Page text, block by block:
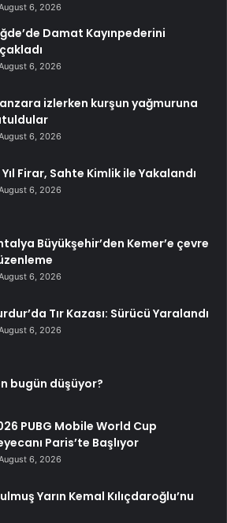
6, 2026
Damat Kayınpederini
6, 2026
izlerken kurşun yağmuruna
6, 2026
Yıl Firar, Sahte Kimlik ile Yakalandı
6, 2026
Büyükşehir’den Kemer’e çevre
6, 2026
Tır Kazası: Sürücü Yaralandı
6, 2026
bugün düşüyor?
PUBG Mobile World Cup
Paris’te Başlıyor
6, 2026
Yarın Kemal Kılıçdaroğlu’nu